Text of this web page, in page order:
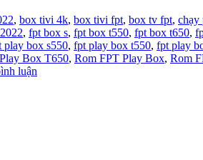
, box tivi 4k, box tivi fpt, box tv fpt, chạy
, fpt box s, fpt box t550, fpt box t650,
play box s550, fpt play box t550, fpt play
Box T650, Rom FPT Play Box, Rom
luận